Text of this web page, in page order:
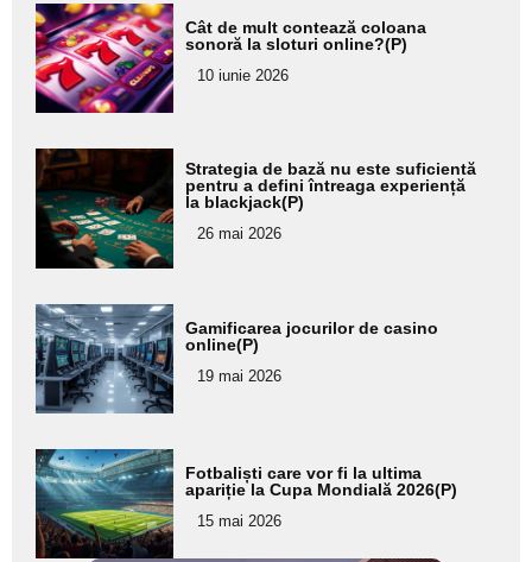
Adaugă
aici textul
pentru
subtitlu
Cât de mult contează coloana
sonoră la sloturi online?(P)
10 iunie 2026
Adaugă
aici textul
pentru
subtitlu
Strategia de bază nu este suficientă
pentru a defini întreaga experiență
la blackjack(P)
26 mai 2026
Adaugă
aici textul
pentru
subtitlu
Gamificarea jocurilor de casino
online(P)
19 mai 2026
Adaugă
aici textul
pentru
subtitlu
Fotbaliști care vor fi la ultima
apariție la Cupa Mondială 2026(P)
15 mai 2026